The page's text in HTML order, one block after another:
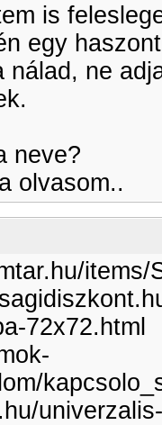
is
egy
nálad, ne
neve?
olvasom..
72x72.html